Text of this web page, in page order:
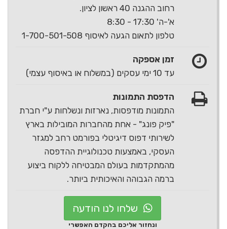
רחוב ההגנה 40 ראשון לציון.
א'-ה' 17:30 - 8:30
טלפון לתאום הגעה לאיסוף 1-700-501-508
זמן אספקה
עד 10 ימי עסקים (במשלוח או באיסוף עצמי)
הדפסת התמונות
התמונות מודפסות, נארזות ונשלחות ע"י חברת
"פיק פונג" - אחת מהחברות המובילות בארץ
לשירותי דפוס דיגיטלי בפורמט רחב למגזר
העסקי, באמצעות טכנולוגיית ההדפסה
מהמתקדמות בעולם המבטיחה ללקוח ביצוע
ברמה הגבוהה והאיכותית ביותר.
שלחו לנו הודעה
ונחזור אליכם בהקדם האפשרי